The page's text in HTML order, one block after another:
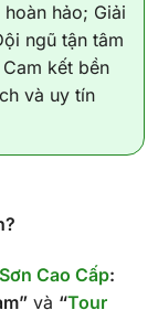
hảo; Giải
ngũ tận tâm
kết bền
và uy tín
Cao Cấp:
và “Tour